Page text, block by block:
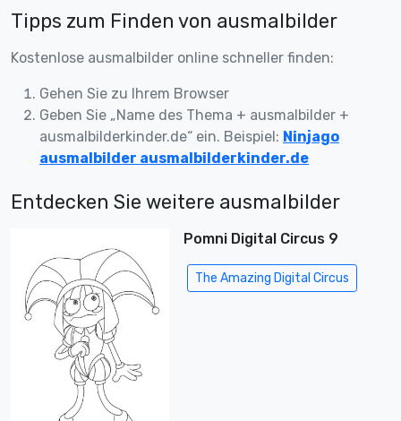
Tipps zum Finden von ausmalbilder
Kostenlose ausmalbilder online schneller finden:
Gehen Sie zu Ihrem Browser
Geben Sie „Name des Thema + ausmalbilder +
ausmalbilderkinder.de“ ein. Beispiel: Ninjago
ausmalbilder ausmalbilderkinder.de
Entdecken Sie weitere ausmalbilder
Pomni Digital Circus 9
The Amazing Digital Circus